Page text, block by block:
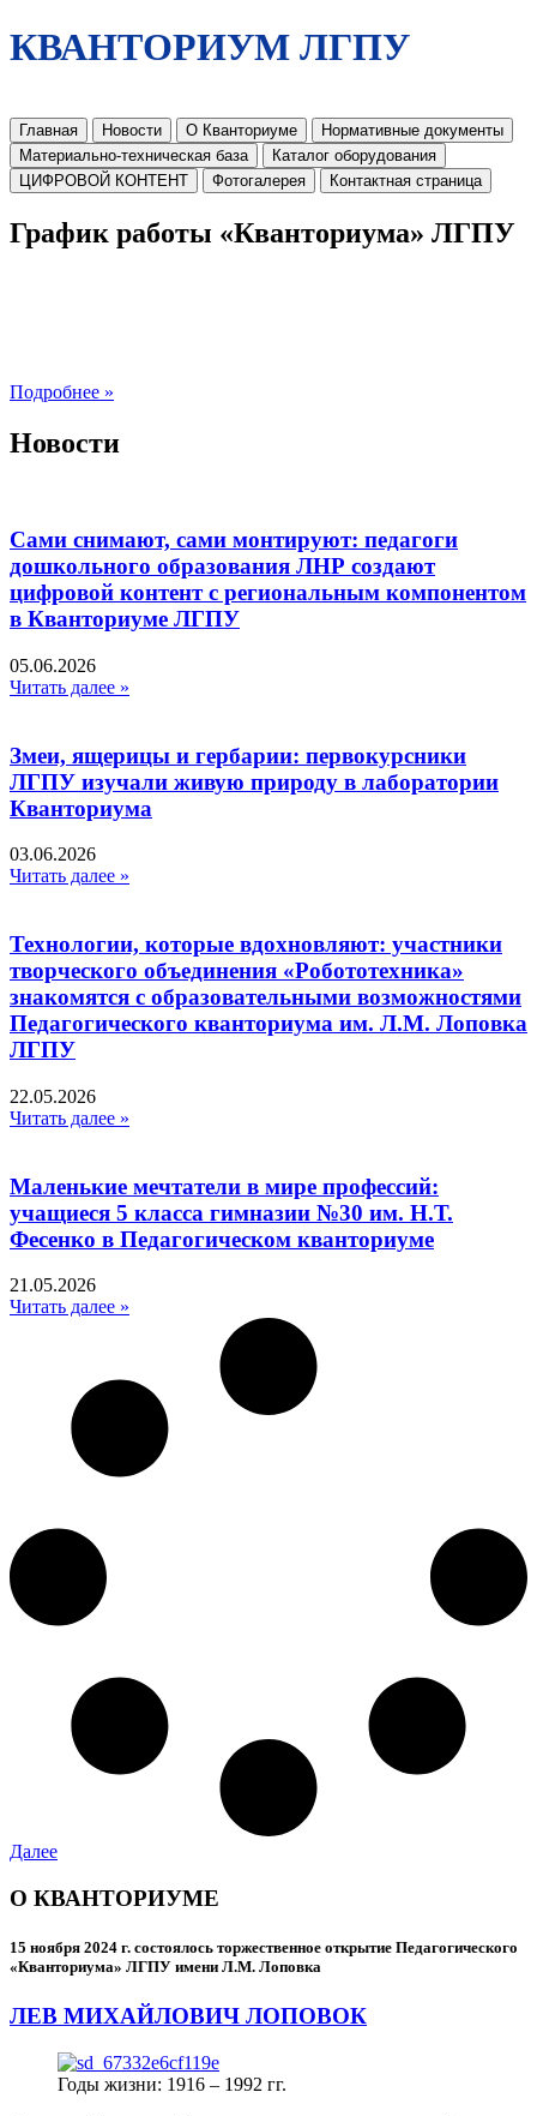
КВАНТОРИУМ ЛГПУ
Главная Новости О Кванториуме
Нормативные документы
Материально-техническая база
Каталог оборудования
ЦИФРОВОЙ КОНТЕНТ
Фотогалерея Контактная страница
График работы «Кванториума» ЛГПУ
Подробнее »
Новости
Сами снимают, сами монтируют: педагоги
дошкольного образования ЛНР создают
цифровой контент с региональным компонентом
в Кванториуме ЛГПУ​
05.06.2026
Читать далее »
Змеи, ящерицы и гербарии: первокурсники
ЛГПУ изучали живую природу в лаборатории
Кванториума
03.06.2026
Читать далее »
Технологии, которые вдохновляют: участники
творческого объединения «Робототехника»
знакомятся с образовательными возможностями
Педагогического кванториума им. Л.М. Лоповка
ЛГПУ
22.05.2026
Читать далее »
Маленькие мечтатели в мире профессий:
учащиеся 5 класса гимназии №30 им. Н.Т.
Фесенко в Педагогическом кванториуме
21.05.2026
Читать далее »
Далее
О КВАНТОРИУМЕ
15 ноября 2024 г. состоялось торжественное открытие Педагогического
«Кванториума» ЛГПУ имени Л.М. Лоповка
ЛЕВ МИХАЙЛОВИЧ ЛОПОВОК
Годы жизни: 1916 – 1992 гг.